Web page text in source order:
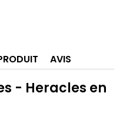
AVIS
- Heracles en